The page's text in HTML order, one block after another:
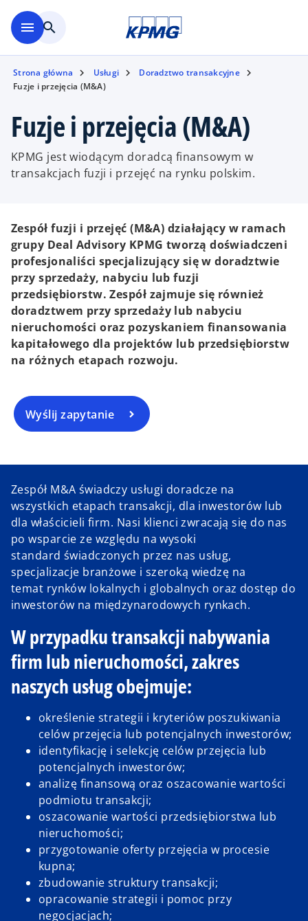
menu search
Strona główna Usługi
Doradztwo transakcyjne
Fuzje i przejęcia (M&A)
Fuzje i przejęcia (M&A)
KPMG jest wiodącym doradcą finansowym w
transakcjach fuzji i przejęć na rynku polskim.
Zespół fuzji i przejęć (M&A) działający w ramach
grupy Deal Advisory KPMG tworzą doświadczeni
profesjonaliści specjalizujący się w doradztwie
przy sprzedaży, nabyciu lub fuzji
przedsiębiorstw. Zespół zajmuje się również
doradztwem przy sprzedaży lub nabyciu
nieruchomości oraz pozyskaniem finansowania
kapitałowego dla projektów lub przedsiębiorstw
na różnych etapach rozwoju.
Wyślij zapytanie
Zespół M&A świadczy usługi doradcze na
wszystkich etapach transakcji, dla inwestorów lub
dla właścicieli firm. Nasi klienci zwracają się do nas
po wsparcie ze względu na wysoki
standard świadczonych przez nas usług,
specjalizacje branżowe i szeroką wiedzę na
temat rynków lokalnych i globalnych oraz dostęp do
inwestorów na międzynarodowych rynkach.
W przypadku transakcji nabywania
firm lub nieruchomości, zakres
naszych usług obejmuje:
określenie strategii i kryteriów poszukiwania
celów przejęcia lub potencjalnych inwestorów;
identyfikację i selekcję celów przejęcia lub
potencjalnych inwestorów;
analizę finansową oraz oszacowanie wartości
podmiotu transakcji;
oszacowanie wartości przedsiębiorstwa lub
nieruchomości;
przygotowanie oferty przejęcia w procesie
kupna;
zbudowanie struktury transakcji;
opracowanie strategii i pomoc przy
negocjacjach;